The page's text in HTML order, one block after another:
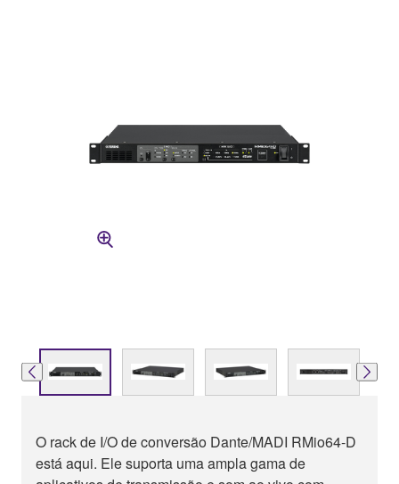
O rack de I/O de conversão Dante/MADI RMio64-D
está aqui. Ele suporta uma ampla gama de